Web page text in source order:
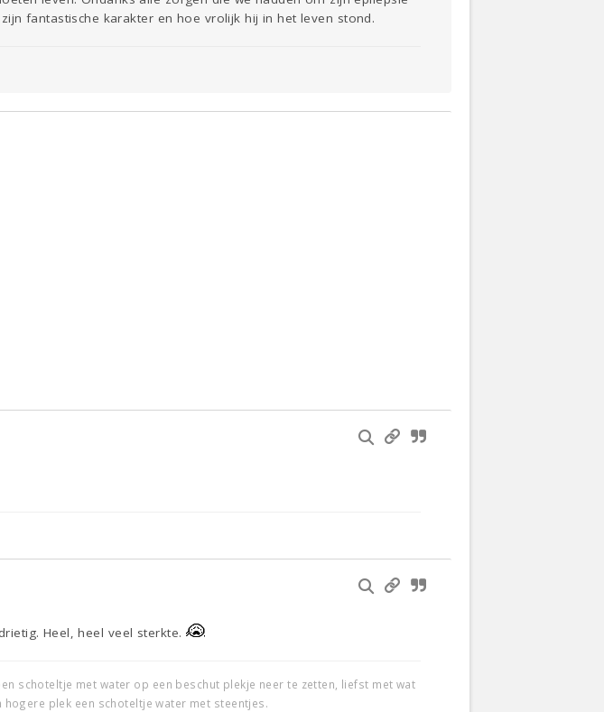
fantastische karakter en hoe vrolijk hij in het leven stond.
Heel, heel veel sterkte.
schoteltje met water op een beschut plekje neer te zetten, liefst met wat
plek een schoteltje water met steentjes.